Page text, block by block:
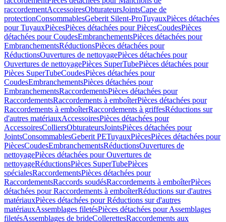
raccordementAccessoiresObturateursJointsCape de
protectionConsommablesGeberit Silent-ProTuyauxPièces détachées
pour TuyauxPiècesPièces détachées pour PiècesCoudesPièces
détachées pour CoudesEmbranchementsPièces détachées pour
EmbranchementsRéductionsPièces détachées pour
RéductionsOuvertures de nettoyagePièces détachées pour
Ouvertures de nettoyagePièces SuperTubePièces détachées pour
Pièces SuperTubeCoudesPièces détachées pour
CoudesEmbranchementsPièces détachées pour
EmbranchementsRaccordementsPièces détachées pour
RaccordementsRaccordements à emboîterPièces détachées pour
Raccordements à emboîterRaccordements à griffesRéductions sur
d'autres matériauxAccessoiresPièces détachées pour
AccessoiresColliersObturateursJointsPièces détachées pour
JointsConsommablesGeberit PETuyauxPiècesPièces détachées pour
PiècesCoudesEmbranchementsRéductionsOuvertures de
nettoyagePièces détachées pour Ouvertures de
nettoyageRéductionsPièces SuperTubePièces
spécialesRaccordementsPièces détachées pour
RaccordementsRaccords soudésRaccordements à emboîterPièces
détachées pour Raccordements à emboîterRéductions sur d'autres
matériauxPièces détachées pour Réductions sur d'autres
matériauxAssemblages filetésPièces détachées pour Assemblages
filetésAssemblages de brideCollerettesRaccordements aux